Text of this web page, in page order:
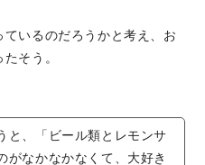
いるのだろうかと考え、お
そう。
と、「ビール類とレモンサ
がなかなかなくて、大好き